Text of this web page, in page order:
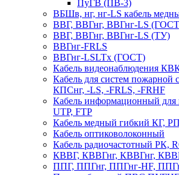
ПуГВ (ПВ-3)
ВБШв, нг, нг-LS кабель
ВВГ, ВВГнг, ВВГнг-LS
ВВГ, ВВГнг, ВВГнг-LS (ТУ)
ВВГнг-FRLS
ВВГнг-LSLTx (ГОСТ)
Кабель видеонаблюдения
Кабель для систем пожарной
КПСнг, -LS, -FRLS, -FRHF
Кабель информационный для
UTP, FTP
Кабель медный гибкий КГ,
Кабель оптиковолоконный
Кабель радиочастотный РК,
КВВГ, КВВГнг, КВВГнг,
ППГ, ППГнг, ППГнг-HF,